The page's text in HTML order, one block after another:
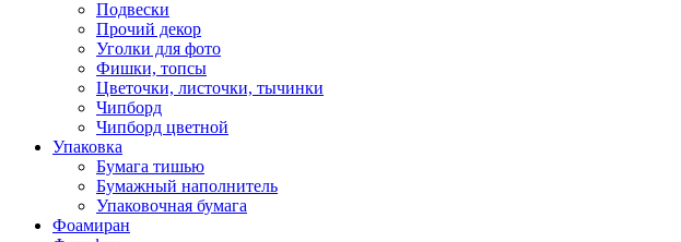
Подвески
Прочий декор
Уголки для фото
Фишки, топсы
Цветочки, листочки, тычинки
Чипборд
Чипборд цветной
Упаковка
Бумага тишью
Бумажный наполнитель
Упаковочная бумага
Фоамиран